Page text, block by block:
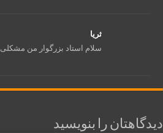
ثریا
سلام استاد بزرگوار من
دیدگاهتان را بنویسید